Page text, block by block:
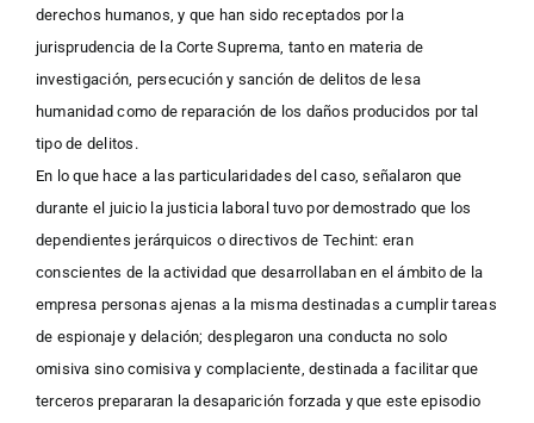
derechos humanos, y que han sido receptados por la
jurisprudencia de la Corte Suprema, tanto en materia de
investigación, persecución y sanción de delitos de lesa
humanidad como de reparación de los daños producidos por tal
tipo de delitos.
En lo que hace a las particularidades del caso, señalaron que
durante el juicio la justicia laboral tuvo por demostrado que los
dependientes jerárquicos o directivos de Techint: eran
conscientes de la actividad que desarrollaban en el ámbito de la
empresa personas ajenas a la misma destinadas a cumplir tareas
de espionaje y delación; desplegaron una conducta no solo
omisiva sino comisiva y complaciente, destinada a facilitar que
terceros prepararan la desaparición forzada y que este episodio